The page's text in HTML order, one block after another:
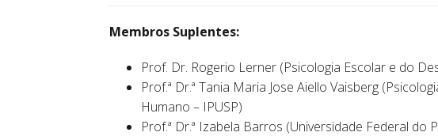
Membros Suplentes:
Prof. Dr. Rogerio Lerner (Psicologia Escolar e do
Prof.ª Dr.ª Tania Maria Jose Aiello Vaisberg
Humano – IPUSP)
Prof.ª Dr.ª Izabela Barros (Universidade Federal do